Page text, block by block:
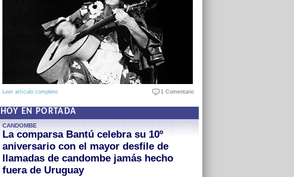
Leer artículo completo 1 Comentario
HOY EN PORTADA
CANDOMBE
La comparsa Bantú celebra su 10º
aniversario con el mayor desfile de
llamadas de candombe jamás hecho
fuera de Uruguay